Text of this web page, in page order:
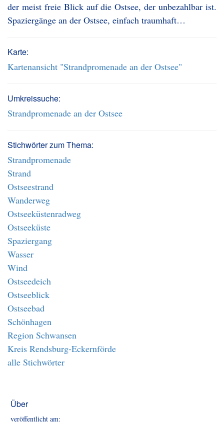
der meist freie Blick auf die Ostsee, der unbezahlbar ist.
Spaziergänge an der Ostsee, einfach traumhaft…
Karte:
Kartenansicht "Strandpromenade an der Ostsee"
Umkreissuche:
Strandpromenade an der Ostsee
Stichwörter zum Thema:
Strandpromenade
Strand
Ostseestrand
Wanderweg
Ostseeküstenradweg
Ostseeküste
Spaziergang
Wasser
Wind
Ostseedeich
Ostseeblick
Ostseebad
Schönhagen
Region Schwansen
Kreis Rendsburg-Eckernförde
alle Stichwörter
Über
veröffentlicht am: